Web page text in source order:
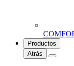
Productos
Atrás